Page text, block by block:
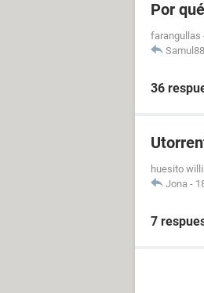
Por
farangullas
36
huesito
Jona -
7